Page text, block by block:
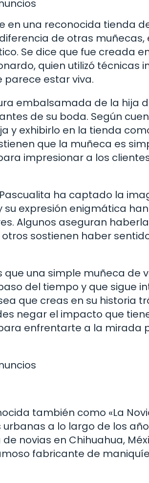
en una reconocida tienda
de otras muñecas,
Se dice que fue creada
quien utilizó técnicas
estar viva.
embalsamada de la hija
de su boda. Según
y exhibirlo en la tienda
que la muñeca es
impresionar a los
ha captado la
expresión enigmática
Algunos aseguran
sostienen haber
que una simple muñeca de
del tiempo y que sigue
que creas en su historia
negar el impacto que
enfrentarte a la mirada
también como «La
a lo largo de los
novias en Chihuahua,
fabricante de